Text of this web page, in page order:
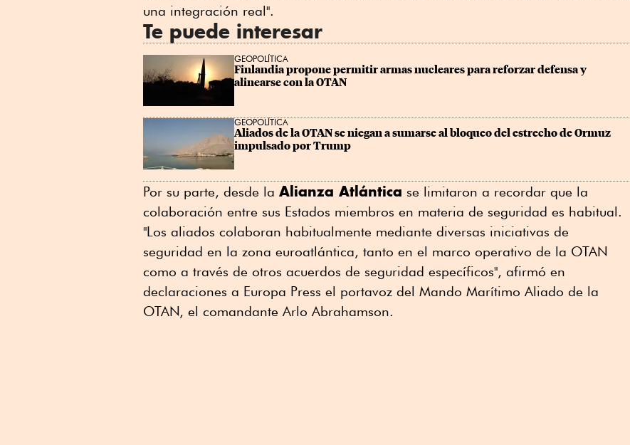
una integración real".
Te puede interesar
GEOPOLÍTICA
Finlandia propone permitir armas nucleares para reforzar defensa y
alinearse con la OTAN
GEOPOLÍTICA
Aliados de la OTAN se niegan a sumarse al bloqueo del estrecho de Ormuz
impulsado por Trump
Por su parte, desde la Alianza Atlántica se limitaron a recordar que la
colaboración entre sus Estados miembros en materia de seguridad es habitual.
"Los aliados colaboran habitualmente mediante diversas iniciativas de
seguridad en la zona euroatlántica, tanto en el marco operativo de la OTAN
como a través de otros acuerdos de seguridad específicos", afirmó en
declaraciones a Europa Press el portavoz del Mando Marítimo Aliado de la
OTAN, el comandante Arlo Abrahamson.